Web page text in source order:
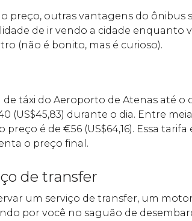
preço, outras vantagens do ônibus
de ir vendo a cidade enquanto
(não é bonito, mas é curioso).
de táxi do Aeroporto de Atenas até o
(US$45,83) durante o dia. Entre
preço é de €56 (US$64,16). Essa
o preço final.
de transfer
um serviço de transfer, um
por você no saguão de